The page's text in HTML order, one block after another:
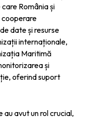
România și
cooperare
date și resurse
internaționale,
Maritimă
și
oferind suport
avut un rol crucial,